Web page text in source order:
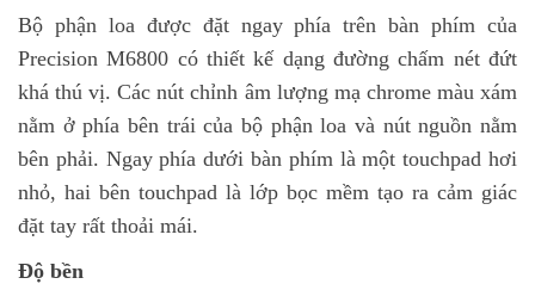
Bộ phận loa được đặt ngay phía trên bàn phím của
Precision M6800 có thiết kế dạng đường chấm nét đứt
khá thú vị. Các nút chỉnh âm lượng mạ chrome màu xám
nằm ở phía bên trái của bộ phận loa và nút nguồn nằm
bên phải. Ngay phía dưới bàn phím là một touchpad hơi
nhỏ, hai bên touchpad là lớp bọc mềm tạo ra cảm giác
đặt tay rất thoải mái.
Độ bền